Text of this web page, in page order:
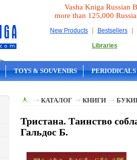
Vasha Kniga Russian
more than 125,000
New Products | Bestsellers |
Libraries
TOYS & SOUVENIRS PERIODICALS
КАТАЛОГ КНИГИ
Тристана. Таинство
Гальдос Б.